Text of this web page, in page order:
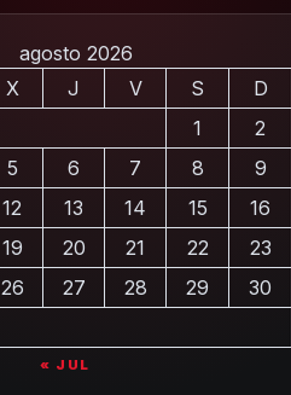
agosto 2026
X J V S
D
1
2
5 6 7 8
9
12 13 14 15
16
19 20 21 22
23
26 27 28 29
30
« JUL